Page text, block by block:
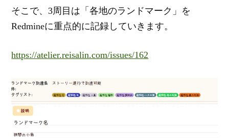
そこで、3周目は「各地のランドマーク」を
Redmineに重点的に記録していきます。
https://atelier.reisalin.com/issues/162